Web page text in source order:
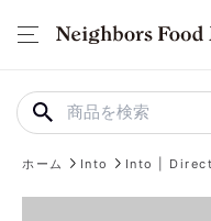
ホーム Into Into | Direct